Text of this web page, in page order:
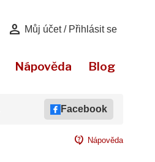
person Můj účet / Přihlásit se
Nápověda Blog
Facebook
contact_support Nápověda